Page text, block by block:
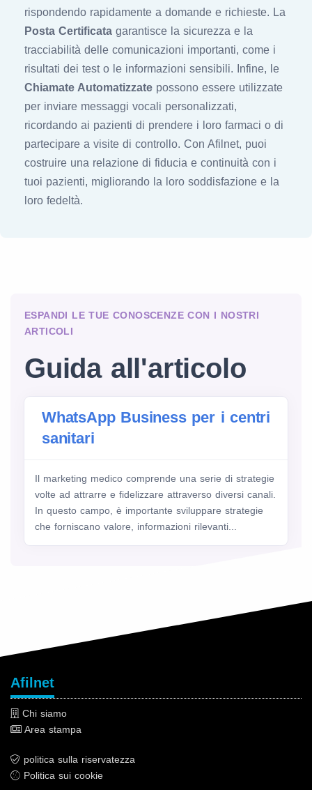
rispondendo rapidamente a domande e richieste. La
Posta Certificata garantisce la sicurezza e la
tracciabilità delle comunicazioni importanti, come i
risultati dei test o le informazioni sensibili. Infine, le
Chiamate Automatizzate possono essere utilizzate
per inviare messaggi vocali personalizzati,
ricordando ai pazienti di prendere i loro farmaci o di
partecipare a visite di controllo. Con Afilnet, puoi
costruire una relazione di fiducia e continuità con i
tuoi pazienti, migliorando la loro soddisfazione e la
loro fedeltà.
ESPANDI LE TUE CONOSCENZE CON I NOSTRI
ARTICOLI
Guida all'articolo
WhatsApp Business per i centri
sanitari
Il marketing medico comprende una serie di strategie
volte ad attrarre e fidelizzare attraverso diversi canali.
In questo campo, è importante sviluppare strategie
che forniscano valore, informazioni rilevanti...
Afilnet
Chi siamo
Area stampa
politica sulla riservatezza
Politica sui cookie